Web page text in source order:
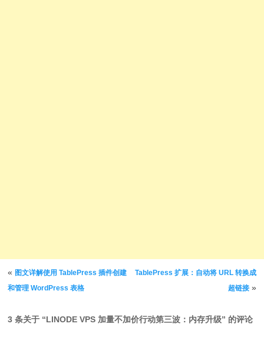
文章导航
« 图文详解使用 TablePress 插件创建
和管理 WordPress 表格
TablePress 扩展：自动将 URL 转换成
超链接»
3 条关于 “LINODE VPS 加量不加价行动第三波：内存升级” 的评论